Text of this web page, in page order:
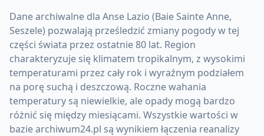
Dane archiwalne dla Anse Lazio (Baie Sainte Anne,
Seszele) pozwalają prześledzić zmiany pogody w tej
części świata przez ostatnie 80 lat. Region
charakteryzuje się klimatem tropikalnym, z wysokimi
temperaturami przez cały rok i wyraźnym podziałem
na porę suchą i deszczową. Roczne wahania
temperatury są niewielkie, ale opady mogą bardzo
różnić się między miesiącami. Wszystkie wartości w
bazie archiwum24.pl są wynikiem łączenia reanalizy